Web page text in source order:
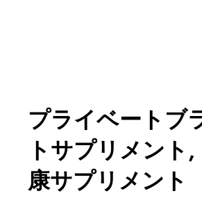
プライベートブ
トサプリメント
康サプリメント